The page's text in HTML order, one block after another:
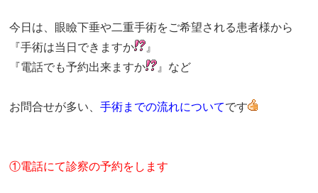
今日は、眼瞼下垂や二重手術をご希望される患者様から
『手術は当日できますか
』
『電話でも予約出来ますか
』など
お問合せが多い、手術までの流れについてです
①電話にて診察の予約をします